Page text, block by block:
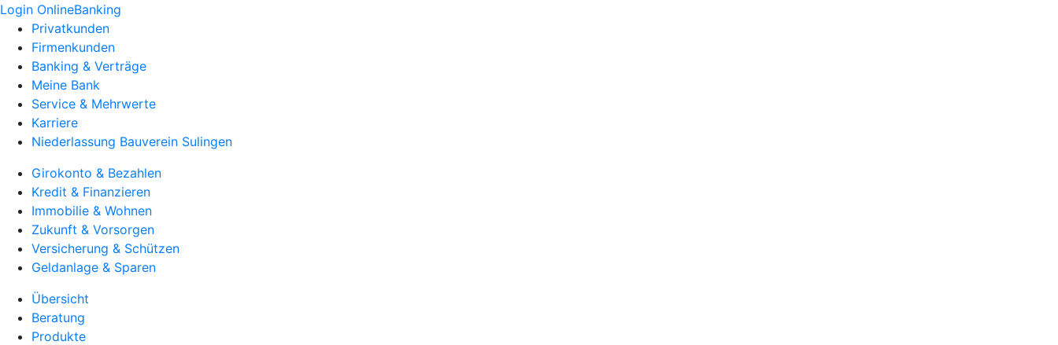
Login OnlineBanking
Privatkunden
Firmenkunden
Banking & Verträge
Meine Bank
Service & Mehrwerte
Karriere
Niederlassung Bauverein Sulingen
Girokonto & Bezahlen
Kredit & Finanzieren
Immobilie & Wohnen
Zukunft & Vorsorgen
Versicherung & Schützen
Geldanlage & Sparen
Übersicht
Beratung
Produkte